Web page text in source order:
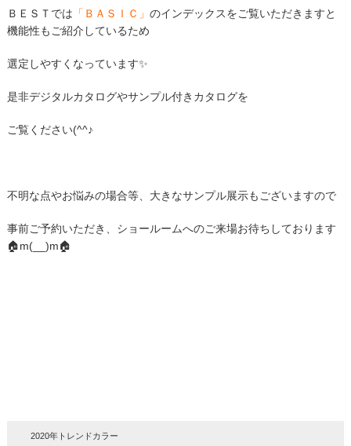
ＢＥＳＴでは 「ＢＡＳＩＣ」 のインデックスをご覧いただきますと
機能性もご紹介しているため
選定しやすくなっています✨
是非デジタルカタログやサンプル付きカタログを
ご覧ください(^^♪
不明な点やお悩みの場合等、大きなサンプル展示もございますので
事前ご予約いただき、ショールームへのご来場お待ちしております
🏠m(__)m🏠
2020年トレンドカラー